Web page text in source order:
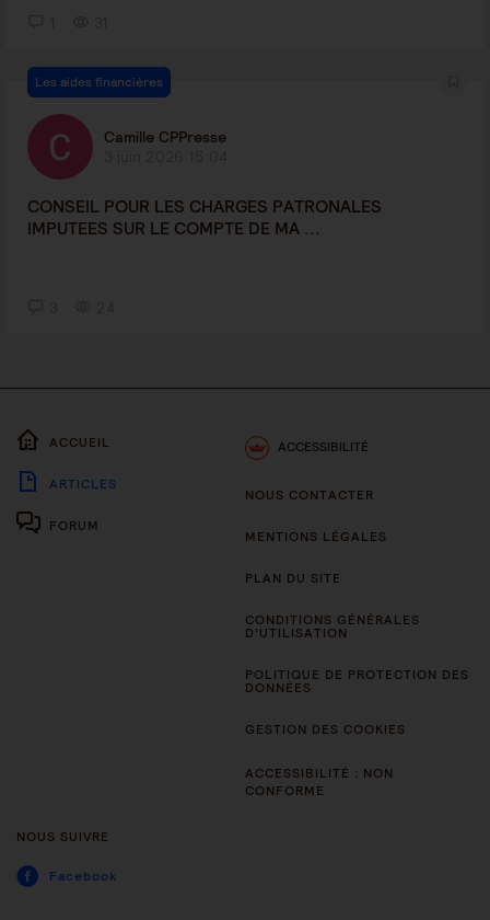
Les aides financières
Camille CPPresse
CONSEIL POUR LES CHARGES PATRONALES
IMPUTEES SUR LE COMPTE DE MA ...
ACCUEIL
ARTICLES
FORUM
ACCESSIBILITÉ
NOUS CONTACTER
MENTIONS LÉGALES
PLAN DU SITE
CONDITIONS GÉNÉRALES
D’UTILISATION
POLITIQUE DE PROTECTION DES
DONNÉES
GESTION DES COOKIES
ACCESSIBILITÉ : NON
CONFORME
NOUS SUIVRE
Facebook